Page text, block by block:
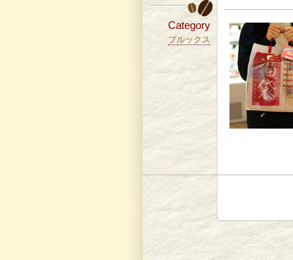
Category
ブルックス